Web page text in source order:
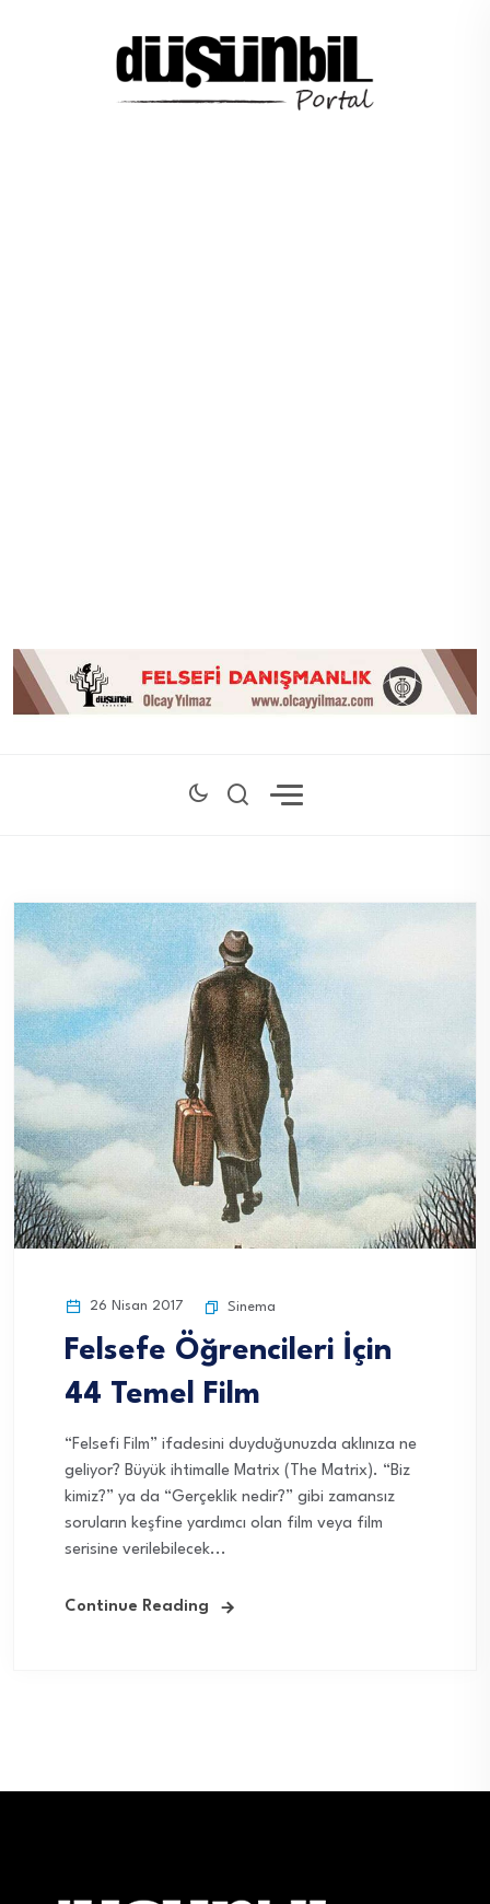
26 Nisan 2017 Sinema
Felsefe Öğrencileri İçin
44 Temel Film
“Felsefi Film” ifadesini duyduğunuzda aklınıza ne
geliyor? Büyük ihtimalle Matrix (The Matrix). “Biz
kimiz?” ya da “Gerçeklik nedir?” gibi zamansız
soruların keşfine yardımcı olan film veya film
serisine verilebilecek...
Continue Reading